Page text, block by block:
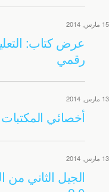
15 مارس, 2014
عرض كتاب:
رقمي
13 مارس, 2014
أخصائي المكتبات
13 مارس, 2014